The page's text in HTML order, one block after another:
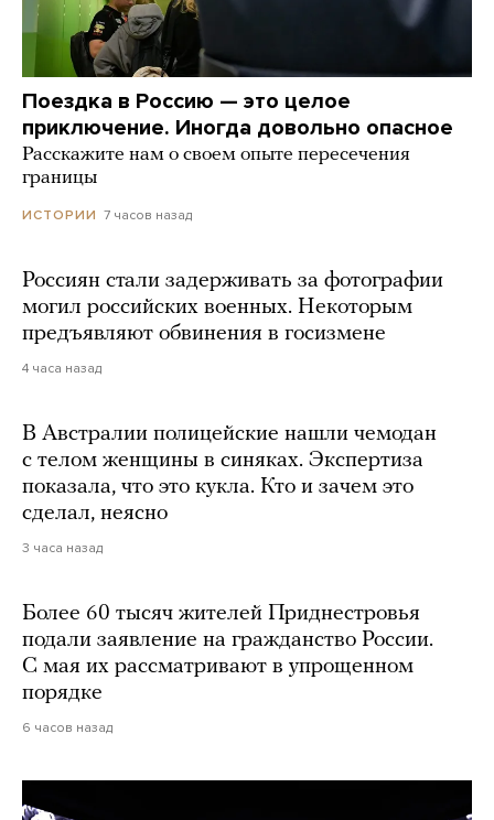
Поездка в Россию — это целое
приключение. Иногда довольно опасное
Расскажите нам о своем опыте пересечения
границы
ИСТОРИИ 7 часов назад
Россиян стали задерживать за фотографии
могил российских военных. Некоторым
предъявляют обвинения в госизмене
4 часа назад
В Австралии полицейские нашли чемодан
с телом женщины в синяках. Экспертиза
показала, что это кукла. Кто и зачем это
сделал, неясно
3 часа назад
Более 60 тысяч жителей Приднестровья
подали заявление на гражданство России.
С мая их рассматривают в упрощенном
порядке
6 часов назад